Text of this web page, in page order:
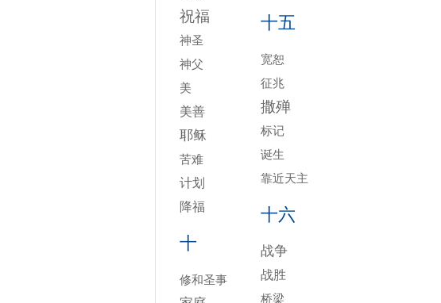
祝福
神圣
神父
美
美善
耶稣
苦难
计划
降福
十
修和圣事
十五
宽恕
征兆
撒殚
标记
诞生
靠近天主
十六
战争
战胜
桥梁